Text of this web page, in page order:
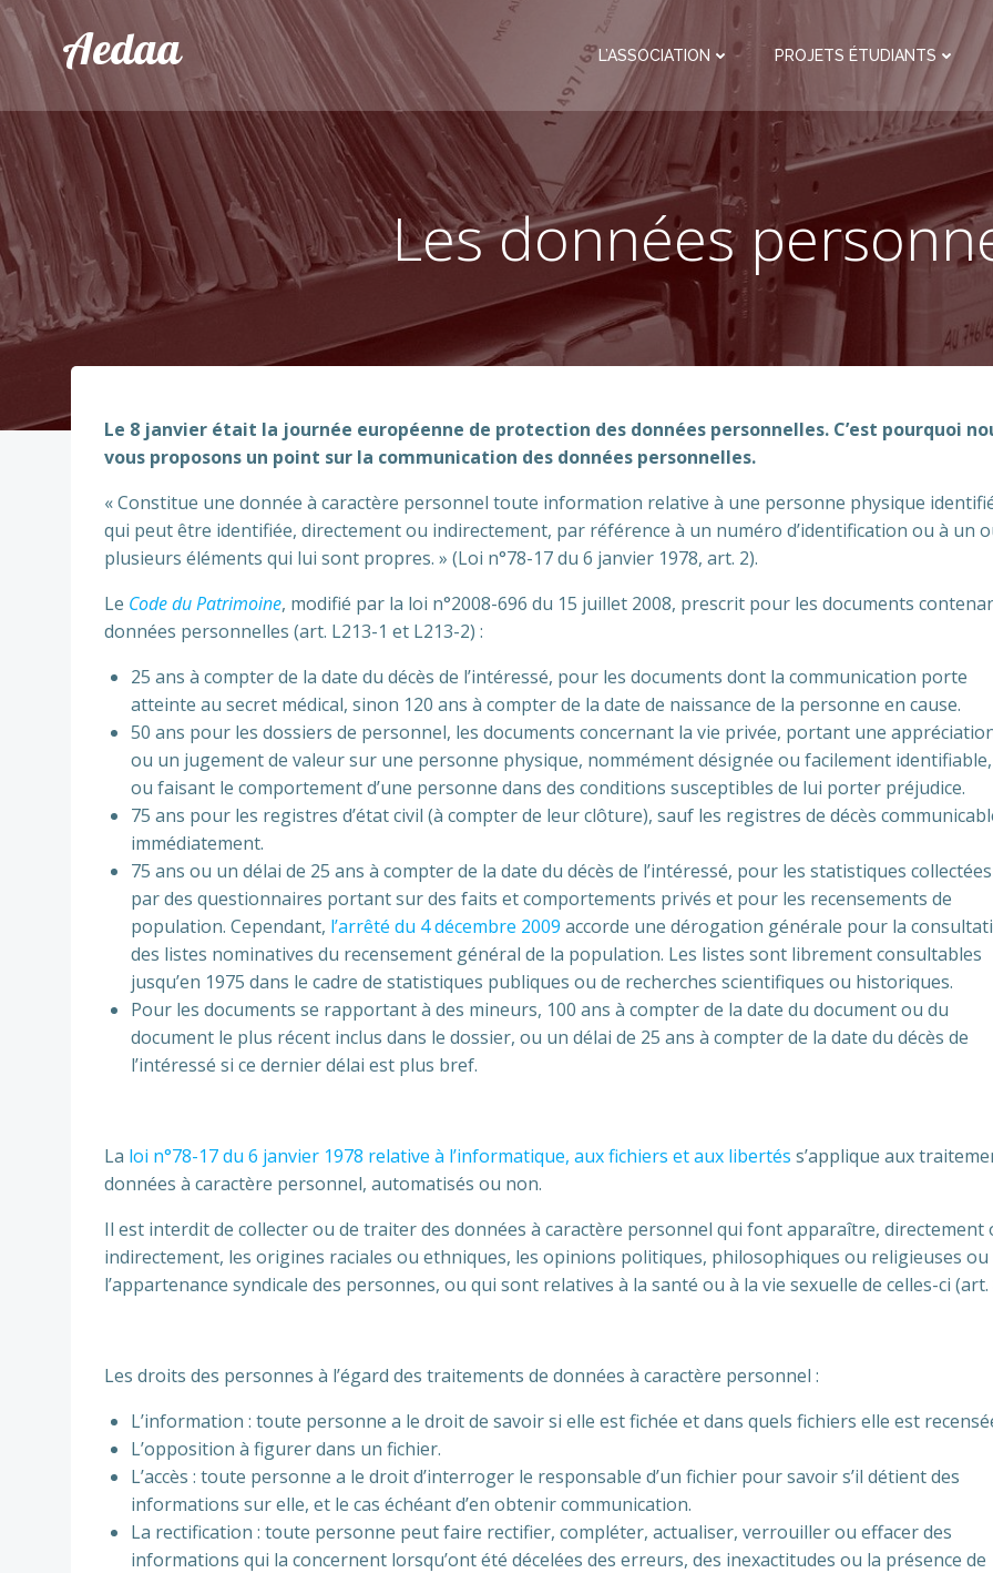
Aller
au
contenuAedaa L’ASSOCIATION PROJETS ÉTUDIANTS
Les données
Le 8 janvier était la journée européenne de protection des données personnelles. C’est pourquoi
vous proposons un point sur la communication des données personnelles.
« Constitue une donnée à caractère personnel toute information relative à une personne physique
qui peut être identifiée, directement ou indirectement, par référence à un numéro d’identification ou à un
plusieurs éléments qui lui sont propres. » (Loi n°78-17 du 6 janvier 1978, art. 2).
Le Code du Patrimoine, modifié par la loi n°2008-696 du 15 juillet 2008, prescrit pour les documents
données personnelles (art. L213-1 et L213-2) :
25 ans à compter de la date du décès de l’intéressé, pour les documents dont la communication porte
atteinte au secret médical, sinon 120 ans à compter de la date de naissance de la personne en cause.
50 ans pour les dossiers de personnel, les documents concernant la vie privée, portant une
ou un jugement de valeur sur une personne physique, nommément désignée ou facilement identifiable,
ou faisant le comportement d’une personne dans des conditions susceptibles de lui porter préjudice.
75 ans pour les registres d’état civil (à compter de leur clôture), sauf les registres de décès
immédiatement.
75 ans ou un délai de 25 ans à compter de la date du décès de l’intéressé, pour les statistiques collectées
par des questionnaires portant sur des faits et comportements privés et pour les recensements de
population. Cependant, l’arrêté du 4 décembre 2009 accorde une dérogation générale pour la
des listes nominatives du recensement général de la population. Les listes sont librement consultables
jusqu’en 1975 dans le cadre de statistiques publiques ou de recherches scientifiques ou historiques.
Pour les documents se rapportant à des mineurs, 100 ans à compter de la date du document ou du
document le plus récent inclus dans le dossier, ou un délai de 25 ans à compter de la date du décès de
l’intéressé si ce dernier délai est plus bref.
La loi n°78-17 du 6 janvier 1978 relative à l’informatique, aux fichiers et aux libertés s’applique aux
données à caractère personnel, automatisés ou non.
Il est interdit de collecter ou de traiter des données à caractère personnel qui font apparaître, directement
indirectement, les origines raciales ou ethniques, les opinions politiques, philosophiques ou religieuses ou
l’appartenance syndicale des personnes, ou qui sont relatives à la santé ou à la vie sexuelle de celles-ci (art.
Les droits des personnes à l’égard des traitements de données à caractère personnel :
L’information : toute personne a le droit de savoir si elle est fichée et dans quels fichiers elle est
L’opposition à figurer dans un fichier.
L’accès : toute personne a le droit d’interroger le responsable d’un fichier pour savoir s’il détient des
informations sur elle, et le cas échéant d’en obtenir communication.
La rectification : toute personne peut faire rectifier, compléter, actualiser, verrouiller ou effacer des
informations qui la concernent lorsqu’ont été décelées des erreurs, des inexactitudes ou la présence de